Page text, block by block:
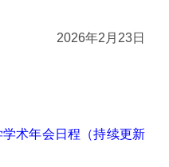
2026年2月23日
术年会日程（持续更新